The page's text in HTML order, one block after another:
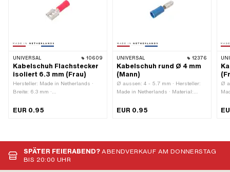
UNIVERSAL 10609
Kabelschuh Flachstecker
isoliert 6.3 mm (Frau)
Hersteller: Made in Netherlands ·
Breite: 6.3 mm ·
Werkstattzubehör · Anzahl
EUR 0.95
UNIVERSAL 12376
Kabelschuh rund Ø 4 mm
(Mann)
Ø aussen: 4 - 5.7 mm · Hersteller:
Made in Netherlands · Material:
Stk. · Farbe: blau · Gesamtlänge: 22
EUR 0.95
Ø
SPÄTER FEIERABEND?ABENDVERKAUF AM DONNERSTAG
BIS 20:00 UHR